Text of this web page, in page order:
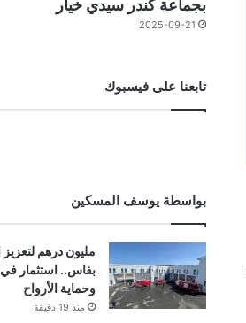
بجماعة كندر سيدي خيار
2025-09-21
تابعنا على فيسبوك
بواسطة يوسف المسكين
مليون درهم لتعزيز
بفاس.. استثمار
وحماية الأرواح
منذ 19 دقيقة